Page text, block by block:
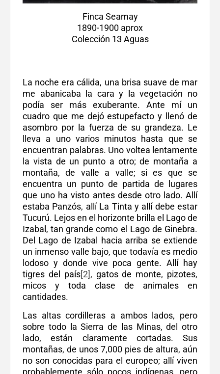
Finca Seamay
1890-1900 aprox
Colección 13 Aguas
La noche era cálida, una brisa suave de mar
me abanicaba la cara y la vegetación no
podía ser más exuberante. Ante mí un
cuadro que me dejó estupefacto y llenó de
asombro por la fuerza de su grandeza. Le
lleva a uno varios minutos hasta que se
encuentran palabras. Uno voltea lentamente
la vista de un punto a otro; de montaña a
montaña, de valle a valle; si es que se
encuentra un punto de partida de lugares
que uno ha visto antes desde otro lado. Allí
estaba Panzós, allí La Tinta y allí debe estar
Tucurú. Lejos en el horizonte brilla el Lago de
Izabal, tan grande como el Lago de Ginebra.
Del Lago de Izabal hacia arriba se extiende
un inmenso valle bajo, que todavía es medio
lodoso y donde vive poca gente. Allí hay
tigres del país[2], gatos de monte, pizotes,
micos y toda clase de animales en
cantidades.
Las altas cordilleras a ambos lados, pero
sobre todo la Sierra de las Minas, del otro
lado, están claramente cortadas. Sus
montañas, de unos 7,000 pies de altura, aún
no son conocidas para el europeo; allí viven
probablemente sólo pocos indígenas, pero